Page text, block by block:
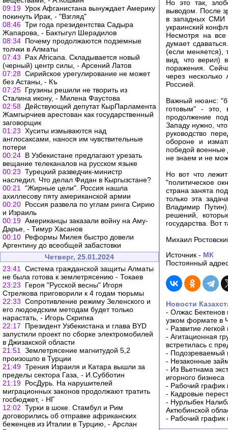
09:19 Урок Афганистана вынуждает Америку
покинуть Ирак, - "Взгляд"
08:46 Три года президентства Садыра
Жапарова, - Бактыгул Шерадилов
08:34 Почему продолжаются подземные
толчки в Алматы
07:43
Pax Africana. Складывается новый
(черный) центр силы, - Арсений Латов
07:28 Сирийское урегулирование не может
без Астаны, - Къ
07:25 Грузины решили не творить из
Сталина икону, - Милена Фаустова
02:58 Действующий депутат КырПарламента
Жамгырчиев арестован как государственный
заговорщик
01:23 Хуситы измываются над
англосаксами, нанося им чувствительные
потери
00:24 В Узбекистане предлагают урезать
вещание телеканалов на русском языке
00:23 Турецкий разведчик-министр
наследил. Что делал Фидан в Кыргызстане?
00:21
"Жирные цели". Россия нашла
ахиллесову пяту американской армии
00:20 Россия развела по углам ринга Сирию
и Израиль
00:19 Американцы заказали войну на Аму-
Дарье, - Тимур Хасанов
00:10 Реформы Милея быстро довели
Аргентину до всеобщей забастовки
Четверг, 25.01.2024
23:41
Система гражданской защиты Алматы
не была готова к землетрясению - Токаев
23:23
Героя "Русской весны" Игоря
Стрелкова приговорили к 4 годам тюрьмы
22:33 Сопротивление режиму Зеленского и
его людоедским методам будет только
нарастать, - Игорь Скрипка
22:17
Президент Узбекистана и глава BYD
запустили проект по сборке электромобилей
в Джизакской области
21:51
Землетрясение магнитудой 5,2
произошло в Турции
21:49 Трения Израиля и Катара вышли за
пределы сектора Газа, - И.Субботин
21:19 РосДурь. На нарушителей
миграционных законов продолжают тратить
госбюджет, - НГ
12:02 Турки в шоке. Стамбул и Рим
договорились об отправке африканских
беженцев из Италии в Турцию, - Арслан
Но это так,
выводом. После
в западных СМИ
украинский
Несмотря на
думает
(если меняется),
вид, что верил)
поражения.
через
Россией.
Важный нюанс:
готовым" - это,
продолжение
Западу нужно,
руководство
обороне и
победой военные
не знаем и не
Но вот что
"политическое
страна занята
только эта
Владимир
решений,
государства. Вот
Михаил
Источник - МК
Постоянный
Новости
- Олжас Бектенов
узком формате в
- Развитие
- Агитационная
встретилась с
- Подозреваемый
- Незаконные
- Из Вьетнама
игорного бизнеса
- Рабочий график
- Кадровые
- Нурлыбек
Актюбинской
- Рабочий график